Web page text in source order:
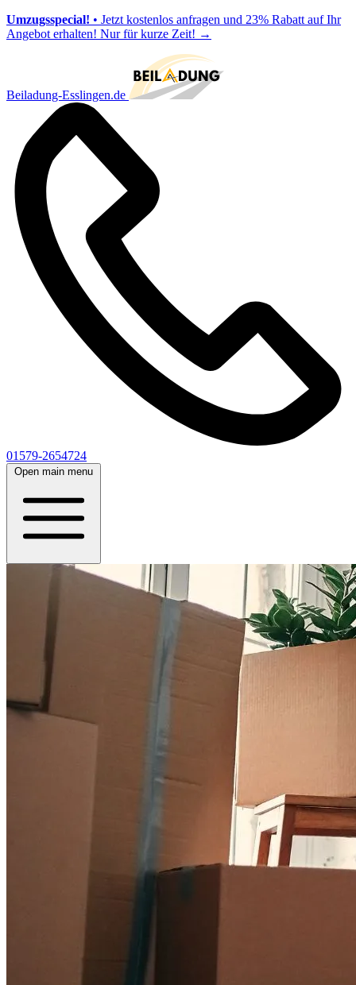
Umzugsspecial! • Jetzt kostenlos anfragen und 23% Rabatt auf Ihr
Angebot erhalten! Nur für kurze Zeit! →
Beiladung-Esslingen.de
01579-2654724
Open main menu